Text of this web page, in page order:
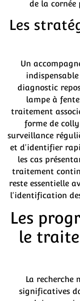
de la cornée
Les
Un
diagnostic
lampe à fente
traitement
forme de
surveillance
et d'identifier
les cas
traitement
reste essentielle
l'identification
Les
le
La recherche
significatives